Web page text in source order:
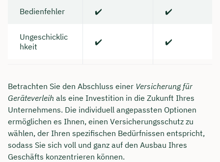
Bedienfehler ✔️ ✔️
Ungeschicklic
hkeit
✔️ ✔️
Betrachten Sie den Abschluss einer Versicherung für
Geräteverleih als eine Investition in die Zukunft Ihres
Unternehmens. Die individuell angepassten Optionen
ermöglichen es Ihnen, einen Versicherungsschutz zu
wählen, der Ihren spezifischen Bedürfnissen entspricht,
sodass Sie sich voll und ganz auf den Ausbau Ihres
Geschäfts konzentrieren können.